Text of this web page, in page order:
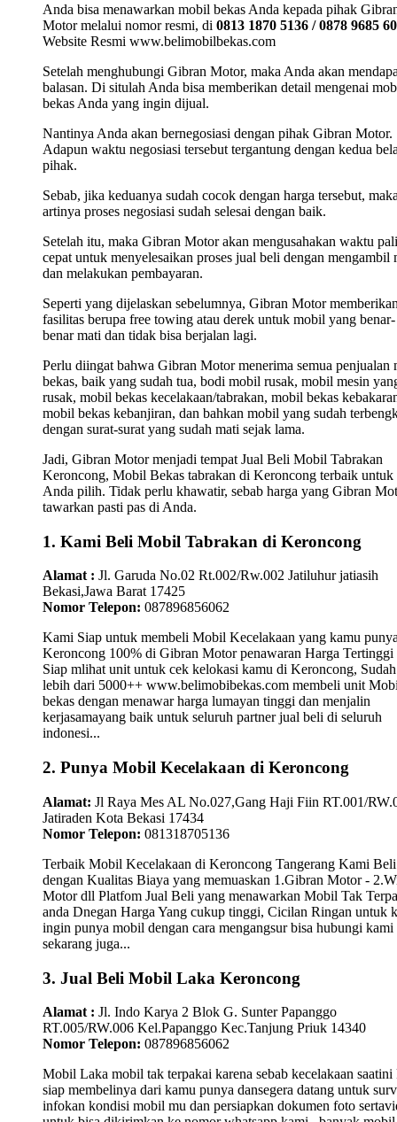
Anda bisa menawarkan mobil bekas Anda kepada pihak
Motor melalui nomor resmi, di 0813 1870 5136 / 0878 9685
Website Resmi www.belimobilbekas.com
Setelah menghubungi Gibran Motor, maka Anda akan
balasan. Di situlah Anda bisa memberikan detail mengenai
bekas Anda yang ingin dijual.
Nantinya Anda akan bernegosiasi dengan pihak Gibran Motor.
Adapun waktu negosiasi tersebut tergantung dengan kedua
pihak.
Sebab, jika keduanya sudah cocok dengan harga tersebut,
artinya proses negosiasi sudah selesai dengan baik.
Setelah itu, maka Gibran Motor akan mengusahakan waktu
cepat untuk menyelesaikan proses jual beli dengan mengambil
dan melakukan pembayaran.
Seperti yang dijelaskan sebelumnya, Gibran Motor
fasilitas berupa free towing atau derek untuk mobil yang benar-
benar mati dan tidak bisa berjalan lagi.
Perlu diingat bahwa Gibran Motor menerima semua penjualan
bekas, baik yang sudah tua, bodi mobil rusak, mobil mesin
rusak, mobil bekas kecelakaan/tabrakan, mobil bekas
mobil bekas kebanjiran, dan bahkan mobil yang sudah
dengan surat-surat yang sudah mati sejak lama.
Jadi, Gibran Motor menjadi tempat Jual Beli Mobil Tabrakan
Keroncong, Mobil Bekas tabrakan di Keroncong terbaik untuk
Anda pilih. Tidak perlu khawatir, sebab harga yang Gibran
tawarkan pasti pas di Anda.
1. Kami Beli Mobil Tabrakan di Keroncong
Alamat : Jl. Garuda No.02 Rt.002/Rw.002 Jatiluhur jatiasih
Bekasi,Jawa Barat 17425
Nomor Telepon: 087896856062
Kami Siap untuk membeli Mobil Kecelakaan yang kamu
Keroncong 100% di Gibran Motor penawaran Harga Tertinggi
Siap mlihat unit untuk cek kelokasi kamu di Keroncong, Sudah
lebih dari 5000++ www.belimobibekas.com membeli unit
bekas dengan menawar harga lumayan tinggi dan menjalin
kerjasamayang baik untuk seluruh partner jual beli di seluruh
indonesi...
2. Punya Mobil Kecelakaan di Keroncong
Alamat: Jl Raya Mes AL No.027,Gang Haji Fiin RT.001/
Jatiraden Kota Bekasi 17434
Nomor Telepon: 081318705136
Terbaik Mobil Kecelakaan di Keroncong Tangerang Kami Beli
dengan Kualitas Biaya yang memuaskan 1.Gibran Motor -
Motor dll Platfom Jual Beli yang menawarkan Mobil Tak
anda Dnegan Harga Yang cukup tinggi, Cicilan Ringan untuk
ingin punya mobil dengan cara mengangsur bisa hubungi kami
sekarang juga...
3. Jual Beli Mobil Laka Keroncong
Alamat : Jl. Indo Karya 2 Blok G. Sunter Papanggo
RT.005/RW.006 Kel.Papanggo Kec.Tanjung Priuk 14340
Nomor Telepon: 087896856062
Mobil Laka mobil tak terpakai karena sebab kecelakaan saatini
siap membelinya dari kamu punya dansegera datang untuk
infokan kondisi mobil mu dan persiapkan dokumen foto